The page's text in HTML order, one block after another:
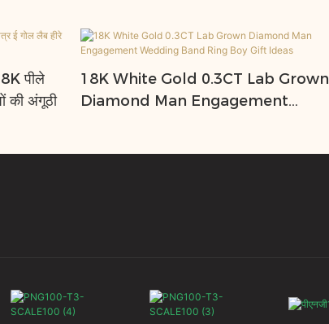
पीले
की अंगूठी
18K White Gold 0.3CT Lab Grown
Diamond Man Engagement